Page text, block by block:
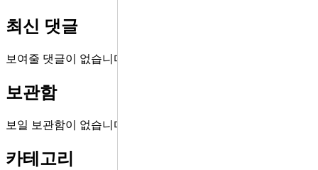
최신 댓글
보여줄 댓글이 없습니다.
보관함
보일 보관함이 없습니다.
카테고리